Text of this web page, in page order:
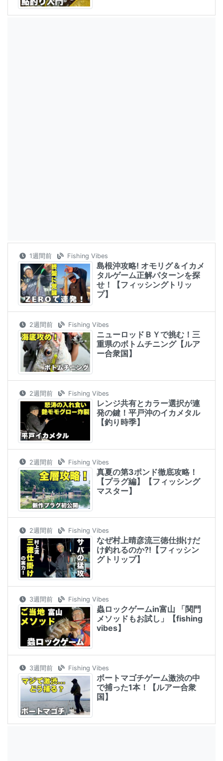
1週間前 Fishing Vibes
島根沖攻略! オモリグ＆イカメ
タルゲーム正解パターンを探
せ！【フィッシングトリッ
プ】
2週間前 Fishing Vibes
ニューロッドＢＹで挑む！三
重県のボトムチニング【ルア
ー合衆国】
2週間前 Fishing Vibes
レンジ共有とカラー選択が連
発の鍵！平戸沖のイカメタル
【釣り時季】
2週間前 Fishing Vibes
真夏の第3ポンド徹底攻略！
【プラグ編】【フィッシング
マスター】
2週間前 Fishing Vibes
なぜ村上晴彦流三徳仕掛けだ
け釣れるのか⁈【フィッシン
グトリップ】
3週間前 Fishing Vibes
蟲ロックゲームin富山 「関門
メソッドもお試し」【fishing
vibes】
3週間前 Fishing Vibes
ボートマゴチゲーム激渋の中
で捕った1本！【ルアー合衆
国】